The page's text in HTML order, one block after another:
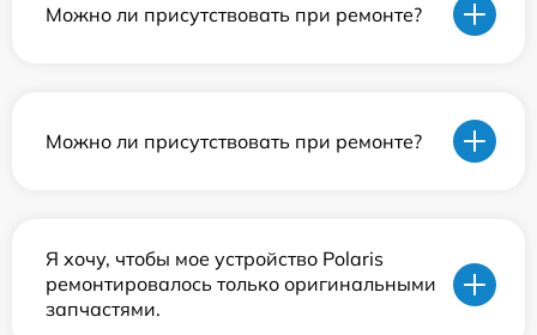
Можно ли присутствовать при ремонте?
Можно ли присутствовать при ремонте?
Я хочу, чтобы мое устройство Polaris
ремонтировалось только оригинальными
запчастями.